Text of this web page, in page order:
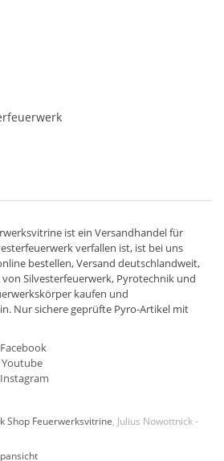
ist ein Versandhandelfür
verfallen ist, ist bei uns
bestellen,Versand deutschlandweit,
von Silvesterfeuerwerk, Pyrotechnik und
kaufen und
Nur sichere geprüfte Pyro-Artikel mit
Shop Feuerwerksvitrine , Julius Nowottnick -